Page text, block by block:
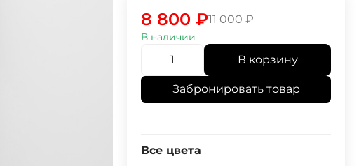
11 000₽
8 800 ₽
В наличии
В корзину
Забронировать товар
Все цвета